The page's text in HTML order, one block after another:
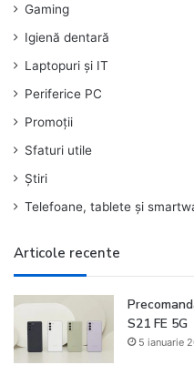
Gaming
Igienă dentară
Laptopuri și IT
Periferice PC
Promoții
Sfaturi utile
Știri
Telefoane, tablete și
Articole recente
S21 FE 5G
5 ianuarie